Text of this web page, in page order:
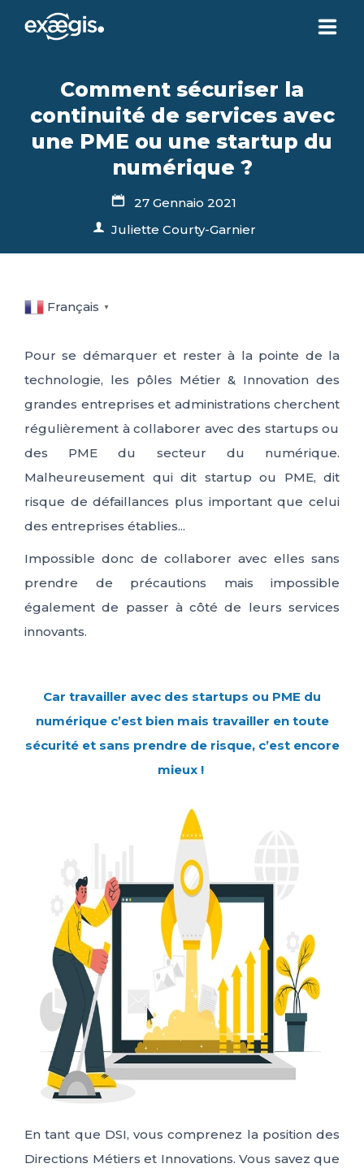
LE NOSTRE OFFERTE
Comment sécuriser la
continuité de services avec
une PME ou une startup du
numérique ?
27 Gennaio 2021
Juliette Courty-Garnier
Français ▼
Pourse démarquer et rester à la pointe de la
technologie, les pôles Métier& Innovation des
grandes entreprises et administrations cherchent
régulièrement à collaborer avec des startups ou
des PME du secteur du numérique.
Malheureusement qui dit startup ou PME, dit
risque de défaillances plus important que celui
des entreprises établies...
Impossible donc de collaborer avec elles sans
prendre de précautions mais impossible
également de passer à côté de leurs services
innovants.
Car travailler avec des startups ou PME du
numérique c’est bien mais travailler en toute
sécurité et sans prendre de risque, c’est encore
mieux !
En tant que DSI, vouscomprenez la positiondes
Directions Métiers et Innovations. Vous savez que